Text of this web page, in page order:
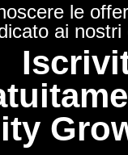
le
ai nostri